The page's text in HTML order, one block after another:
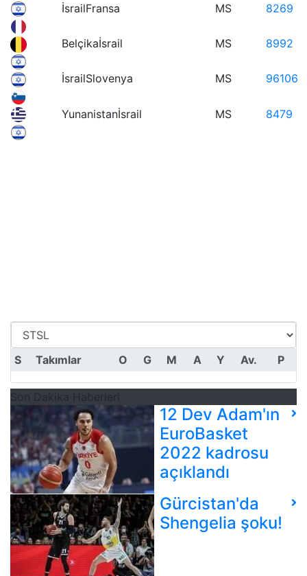
İsrailFransa MS 8269
Belçikaİsrail MS 8992
İsrailSlovenya MS 96106
Yunanistanİsrail MS 8479
S Takımlar O G M A Y Av. P
Son Dakika Haberleri
12 Dev Adam'ın
EuroBasket
2022 kadrosu
açıklandı
Gürcistan'da
Shengelia şoku!